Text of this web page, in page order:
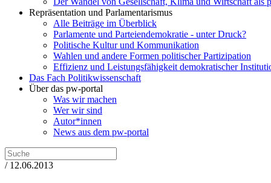
Repräsentation und Parlamentarismus
Alle Beiträge im Überblick
Parlamente und Parteiendemokratie - unter Druck?
Politische Kultur und Kommunikation
Wahlen und andere Formen politischer Partizipation
Effizienz und Leistungsfähigkeit demokratischer
Das Fach Politikwissenschaft
Über das pw-portal
Was wir machen
Wer wir sind
Autor*innen
News aus dem pw-portal
/ 12.06.2013